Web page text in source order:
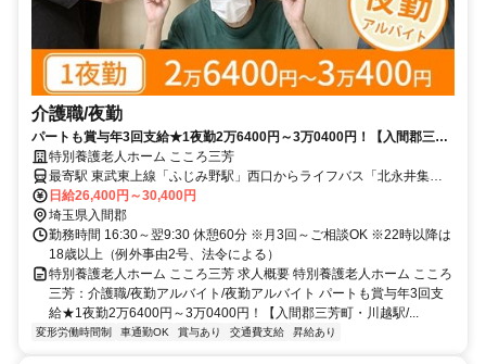
介護職/夜勤
パートも賞与年3回支給★1夜勤2万6400円～3万0400円！【入間郡三芳
町・川越駅/所沢駅/ふじみ野駅・特養・介護職・夜勤アルバイト】
特別養護老人ホーム こころ三芳
最寄駅 東武東上線「ふじみ野駅」西口からライフバス「北永井集会
所停留所」下車徒歩5分、東武東上線「鶴瀬駅」西口からライフバス
「宮前」下車徒歩5分、東武東上線「ふじみ野駅」車10分、東武線・
JR川越線「川越駅」車30分、西武池袋線・新宿線「所沢駅」車30
分、東武東上線「志木駅」車25分
日給26,400円～30,400円
埼玉県入間郡
勤務時間 16:30～翌9:30 休憩60分 ※月3回～ご相談OK ※22時以降は
18歳以上（例外事由2号、法令による）
特別養護老人ホーム こころ三芳 求人概要 特別養護老人ホーム こころ
三芳：介護職/夜勤アルバイト/夜勤アルバイト パートも賞与年3回支
給★1夜勤2万6400円～3万0400円！【入間郡三芳町・川越駅/...
変形労働時間制 車通勤OK 賞与あり 交通費支給 昇給あり